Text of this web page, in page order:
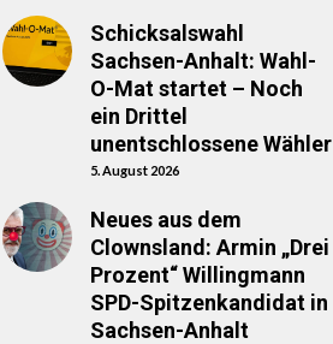
Schicksalswahl
Sachsen-Anhalt: Wahl-
O-Mat startet – Noch
ein Drittel
unentschlossene Wähler
5. August 2026
Neues aus dem
Clownsland: Armin „Drei
Prozent“ Willingmann
SPD-Spitzenkandidat in
Sachsen-Anhalt